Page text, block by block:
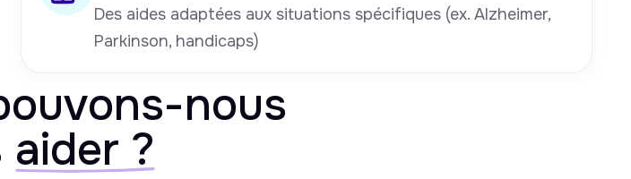
Des aides adaptées aux situations spécifiques (ex. Alzheimer,
Parkinson, handicaps)
nous
aider ?